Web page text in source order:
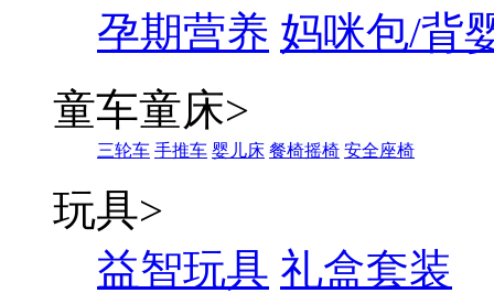
孕期营养 妈咪包/背
童车童床>
三轮车 手推车 婴儿床 餐椅摇椅 安全座椅
玩具>
益智玩具 礼盒套装